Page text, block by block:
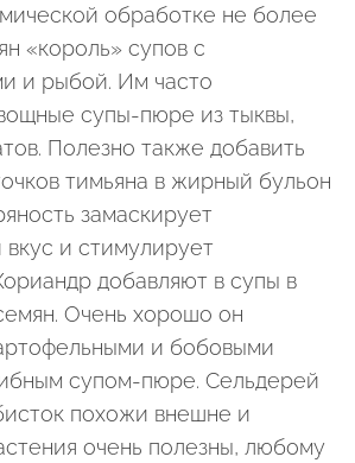
обработке не более
«король» супов с
и рыбой. Им часто
супы-пюре из тыквы,
Полезно также добавить
тимьяна в жирный бульон
замаскирует
и стимулирует
добавляют в супы в
Очень хорошо он
и бобовыми
супом-пюре. Сельдерей
похожи внешне и
очень полезны, любому